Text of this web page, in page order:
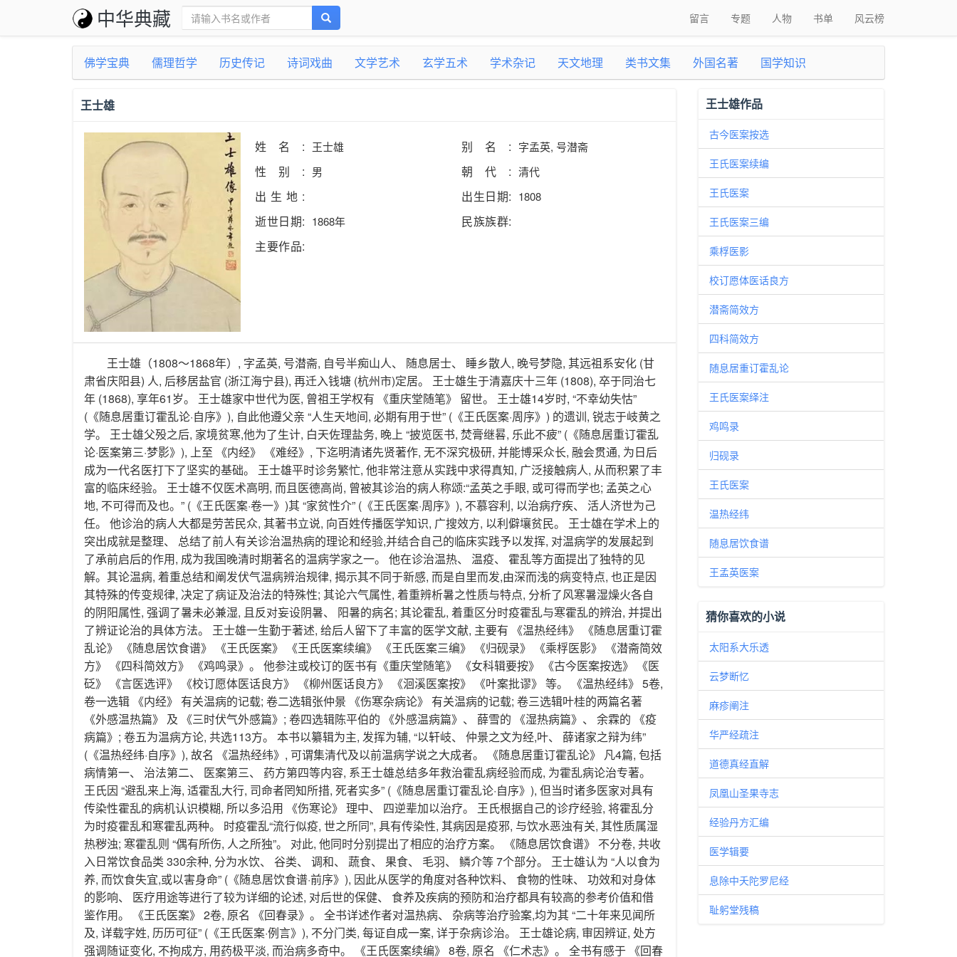
中华典藏 留言 专题 人物 书单 风云榜
佛学宝典 儒理哲学 历史传记 诗词戏曲 文学艺术 玄学五术 学术杂记 天文地理 类书文集 外国名著 国学知识
王士雄
姓名: 王士雄 别名: 字孟英, 号潜斋
性别: 男 朝代: 清代
出生地: 出生日期: 1808
逝世日期: 1868年
民族族群:
主要作品:
王士雄（1808～1868年）, 字孟英, 号潜斋, 自号半痴山人、 随息居士、 睡乡散人, 晚号梦隐, 其远祖系安化 (甘
肃省庆阳县) 人, 后移居盐官 (浙江海宁县), 再迁入钱塘 (杭州市)定居。 王士雄生于清嘉庆十三年 (1808), 卒于同治七
年 (1868), 享年61岁。 王士雄家中世代为医, 曾祖王学权有 《重庆堂随笔》 留世。 王士雄14岁时, “不幸幼失怙”
(《随息居重订霍乱论·自序》), 自此他遵父亲 “人生天地间, 必期有用于世” (《王氏医案·周序》) 的遗训, 锐志于岐黄之
学。 王士雄父殁之后, 家境贫寒,他为了生计, 白天佐理盐务, 晚上 “披览医书, 焚膏继晷, 乐此不疲” (《随息居重订霍乱
论·医案第三·梦影》), 上至 《内经》 《难经》, 下迄明清诸先贤著作, 无不深究极研, 并能博采众长, 融会贯通, 为日后
成为一代名医打下了坚实的基础。 王士雄平时诊务繁忙, 他非常注意从实践中求得真知, 广泛接触病人, 从而积累了丰
富的临床经验。 王士雄不仅医术高明, 而且医德高尚, 曾被其诊治的病人称颂:“孟英之手眼, 或可得而学也; 孟英之心
地, 不可得而及也。” (《王氏医案·卷一》)其 “家贫性介” (《王氏医案·周序》), 不慕容利, 以治病疗疾、 活人济世为己
任。 他诊治的病人大都是劳苦民众, 其著书立说, 向百姓传播医学知识, 广搜效方, 以利僻壤贫民。 王士雄在学术上的
突出成就是整理、 总结了前人有关诊治温热病的理论和经验,并结合自己的临床实践予以发挥, 对温病学的发展起到
了承前启后的作用, 成为我国晚清时期著名的温病学家之一。 他在诊治温热、 温疫、 霍乱等方面提出了独特的见
解。其论温病, 着重总结和阐发伏气温病辨治规律, 揭示其不同于新感, 而是自里而发,由深而浅的病变特点, 也正是因
其特殊的传变规律, 决定了病证及治法的特殊性; 其论六气属性, 着重辨析暑之性质与特点, 分析了风寒暑湿燥火各自
的阴阳属性, 强调了暑未必兼湿, 且反对妄设阴暑、 阳暑的病名; 其论霍乱, 着重区分时疫霍乱与寒霍乱的辨治, 并提出
了辨证论治的具体方法。 王士雄一生勤于著述, 给后人留下了丰富的医学文献, 主要有 《温热经纬》 《随息居重订霍
乱论》 《随息居饮食谱》 《王氏医案》 《王氏医案续编》 《王氏医案三编》 《归砚录》 《乘桴医影》 《潜斋简效
方》 《四科简效方》 《鸡鸣录》。 他参注或校订的医书有《重庆堂随笔》 《女科辑要按》 《古今医案按选》 《医
砭》 《言医选评》 《校订愿体医话良方》 《柳州医话良方》 《洄溪医案按》 《叶案批谬》 等。 《温热经纬》 5卷,
卷一选辑 《内经》 有关温病的记载; 卷二选辑张仲景 《伤寒杂病论》 有关温病的记载; 卷三选辑叶桂的两篇名著
《外感温热篇》 及 《三时伏气外感篇》; 卷四选辑陈平伯的 《外感温病篇》、 薛雪的 《湿热病篇》、 余霖的 《疫
病篇》; 卷五为温病方论, 共选113方。 本书以纂辑为主, 发挥为辅, “以轩岐、 仲景之文为经,叶、 薛诸家之辩为纬”
(《温热经纬·自序》), 故名 《温热经纬》, 可谓集清代及以前温病学说之大成者。 《随息居重订霍乱论》 凡4篇, 包括
病情第一、 治法第二、 医案第三、 药方第四等内容, 系王士雄总结多年救治霍乱病经验而成, 为霍乱病论治专著。
王氏因 “避乱来上海, 适霍乱大行, 司命者罔知所措, 死者实多” (《随息居重订霍乱论·自序》), 但当时诸多医家对具有
传染性霍乱的病机认识模糊, 所以多沿用 《伤寒论》 理中、 四逆辈加以治疗。 王氏根据自己的诊疗经验, 将霍乱分
为时疫霍乱和寒霍乱两种。 时疫霍乱“流行似疫, 世之所同”, 具有传染性, 其病因是疫邪, 与饮水恶浊有关, 其性质属湿
热秽浊; 寒霍乱则 “偶有所伤, 人之所独”。 对此, 他同时分别提出了相应的治疗方案。 《随息居饮食谱》 不分卷, 共收
入日常饮食品类 330余种, 分为水饮、 谷类、 调和、 蔬食、 果食、 毛羽、 鳞介等 7个部分。 王士雄认为 “人以食为
养, 而饮食失宜,或以害身命” (《随息居饮食谱·前序》), 因此从医学的角度对各种饮料、 食物的性味、 功效和对身体
的影响、 医疗用途等进行了较为详细的论述, 对后世的保健、 食养及疾病的预防和治疗都具有较高的参考价值和借
鉴作用。 《王氏医案》 2卷, 原名 《回春录》。 全书详述作者对温热病、 杂病等治疗验案,均为其 “二十年来见闻所
及, 详载字姓, 历历可征” (《王氏医案·例言》), 不分门类, 每证自成一案, 详于杂病诊治。 王士雄论病, 审因辨证, 处方
强调随证变化, 不拘成方, 用药极平淡, 而治病多奇中。 《王氏医案续编》 8卷, 原名 《仁术志》。 全书有感于 《回春
王士雄作品
古今医案按选
王氏医案续编
王氏医案
王氏医案三编
乘桴医影
校订愿体医话良方
潜斋简效方
四科简效方
随息居重订霍乱论
王氏医案绎注
鸡鸣录
归砚录
王氏医案
温热经纬
随息居饮食谱
王孟英医案
猜你喜欢的小说
太阳系大乐透
云梦断忆
麻疹阐注
华严经疏注
道德真经直解
凤凰山圣果寺志
经验丹方汇编
医学辑要
息除中夭陀罗尼经
耻躬堂残稿